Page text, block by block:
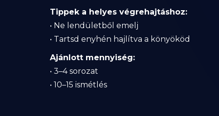
Tippek a helyes végrehajtáshoz:
• Ne lendületből emelj
• Tartsd enyhén hajlítva a könyököd
Ajánlott mennyiség:
• 3–4 sorozat
• 10–15 ismétlés